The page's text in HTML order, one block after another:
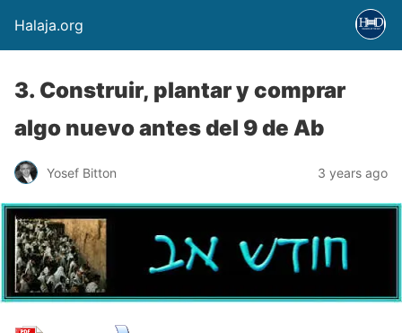
Halaja.org
3. Construir, plantar y comprar
algo nuevo antes del 9 de Ab
Yosef Bitton 3 years ago